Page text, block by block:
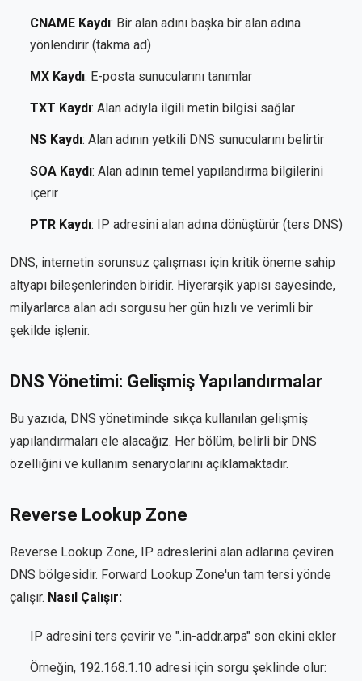
CNAME Kaydı: Bir alan adını başka bir alan adına
yönlendirir (takma ad)
MX Kaydı: E-posta sunucularını tanımlar
TXT Kaydı: Alan adıyla ilgili metin bilgisi sağlar
NS Kaydı: Alan adının yetkili DNS sunucularını belirtir
SOA Kaydı: Alan adının temel yapılandırma bilgilerini
içerir
PTR Kaydı: IP adresini alan adına dönüştürür (ters DNS)
DNS, internetin sorunsuz çalışması için kritik öneme sahip
altyapı bileşenlerinden biridir. Hiyerarşik yapısı sayesinde,
milyarlarca alan adı sorgusu her gün hızlı ve verimli bir
şekilde işlenir.
DNS Yönetimi: Gelişmiş Yapılandırmalar
Bu yazıda, DNS yönetiminde sıkça kullanılan gelişmiş
yapılandırmaları ele alacağız. Her bölüm, belirli bir DNS
özelliğini ve kullanım senaryolarını açıklamaktadır.
Reverse Lookup Zone
Reverse Lookup Zone, IP adreslerini alan adlarına çeviren
DNS bölgesidir. Forward Lookup Zone'un tam tersi yönde
çalışır. Nasıl Çalışır:
IP adresini ters çevirir ve ".in-addr.arpa" son ekini ekler
Örneğin, 192.168.1.10 adresi için sorgu şeklinde olur: